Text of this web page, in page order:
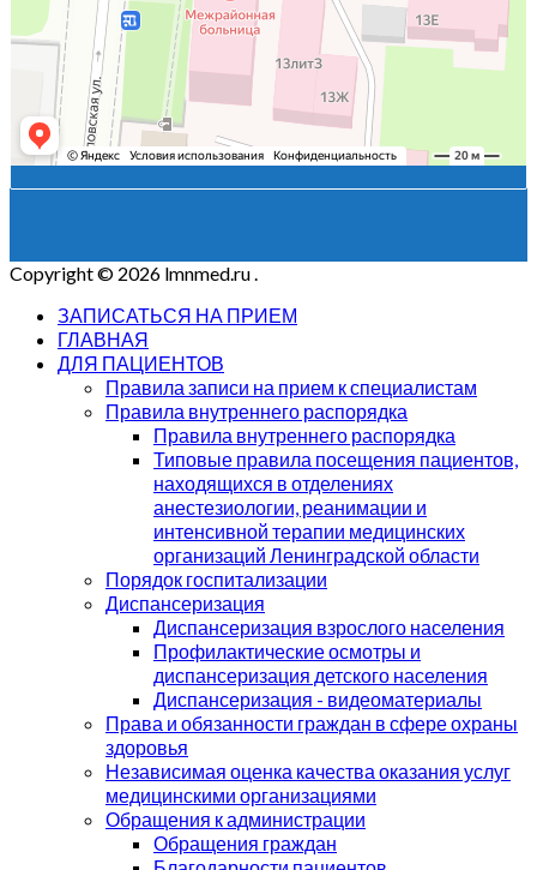
Copyright © 2026 lmnmed.ru.
ЗАПИСАТЬСЯ НА ПРИЕМ
ГЛАВНАЯ
ДЛЯ ПАЦИЕНТОВ
Правила записи на прием к специалистам
Правила внутреннего распорядка
Правила внутреннего распорядка
Типовые правила посещения пациентов,
находящихся в отделениях
анестезиологии, реанимации и
интенсивной терапии медицинских
организаций Ленинградской области
Порядок госпитализации
Диспансеризация
Диспансеризация взрослого населения
Профилактические осмотры и
диспансеризация детского населения
Диспансеризация - видеоматериалы
Права и обязанности граждан в сфере охраны
здоровья
Независимая оценка качества оказания услуг
медицинскими организациями
Обращения к администрации
Обращения граждан